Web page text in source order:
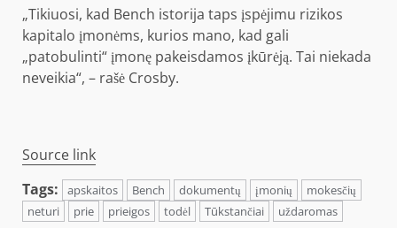
„Tikiuosi, kad Bench istorija taps įspėjimu rizikos
kapitalo įmonėms, kurios mano, kad gali
„patobulinti“ įmonę pakeisdamos įkūrėją. Tai niekada
neveikia“, – rašė Crosby.
Source link
Tags:
apskaitos Bench dokumentų įmonių
mokesčių
neturi
prie prieigos todėl Tūkstančiai uždaromas